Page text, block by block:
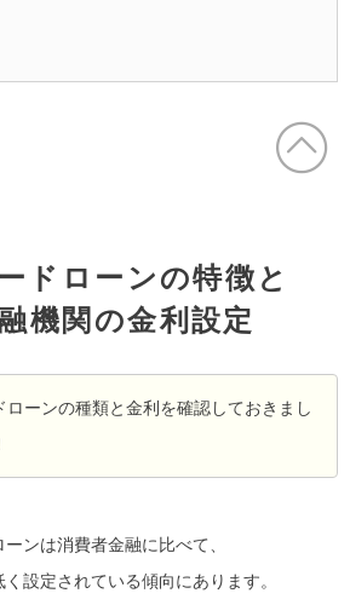
ドローンの特徴と
機関の金利設定
ローンの種類と金利を確認しておきまし
ンは消費者金融に比べて、
設定されている傾向にあります。